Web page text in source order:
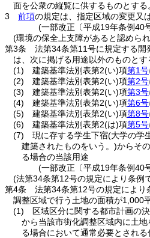
面を公衆の縦覧に供するものとする
3
前項の規定は、指定区域の変更又
(一部改正〔平成19年条例40
(環境の保全上支障があると認めら
第3条
法第34条第11号に規定する開
は、次に掲げる用途以外のものとす
(1)
建築基準法別表第2(い)項第1号
(2)
建築基準法別表第2(い)項第2号
(3)
建築基準法別表第2(い)項第3号
(4)
建築基準法別表第2(い)項第6号
(5)
建築基準法別表第2(い)項第8号
(6)
建築基準法別表第2(は)項第5号
(7)
現に存する学生下宿(大学の学
建築されたものをいう。)からそ
る場合の当該用途
(一部改正〔平成19年条例40
(法第34条第12号の規定により条例
第4条
法第34条第12号の規定により
調整区域で行う土地の面積が1,000
(1)
区域区分に関する都市計画の
から当該市街化調整区域内に土
る場合において通常必要とされ